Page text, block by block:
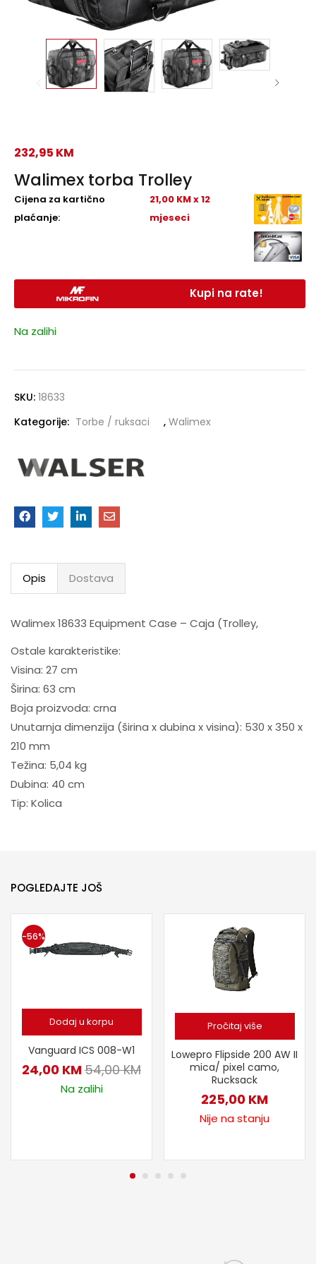
Walimex torba Trolley
232,95 KM
Cijena za kartično
plaćanje:
21,00 KM x 12
mjeseci
Kupi na rate!
Na zalihi
SKU: 18633
Kategorije: Torbe / ruksaci , Walimex
Opis Dostava
Walimex 18633 Equipment Case – Caja (Trolley,
Ostale karakteristike:
Visina: 27 cm
Širina: 63 cm
Boja proizvoda: crna
Unutarnja dimenzija (širina x dubina x visina): 530 x 350 x
210 mm
Težina: 5,04 kg
Dubina: 40 cm
Tip: Kolica
POGLEDAJTE JOŠ
Dodaj u korpu
Vanguard ICS 008-W1
24,00 KM54,00KM
-56%
Na zalihi
Pročitaj više
Lowepro Flipside 200 AW II
mica/ pixel camo,
Rucksack
225,00 KM
Nije na stanju